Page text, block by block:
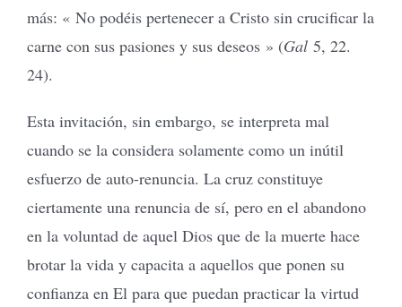
más: « No podéis pertenecer a Cristo sin crucificar la
carne con sus pasiones y sus deseos » (Gal 5, 22.
24).
Esta invitación, sin embargo, se interpreta mal
cuando se la considera solamente como un inútil
esfuerzo de auto-renuncia. La cruz constituye
ciertamente una renuncia de sí, pero en el abandono
en la voluntad de aquel Dios que de la muerte hace
brotar la vida y capacita a aquellos que ponen su
confianza en El para que puedan practicar la virtud